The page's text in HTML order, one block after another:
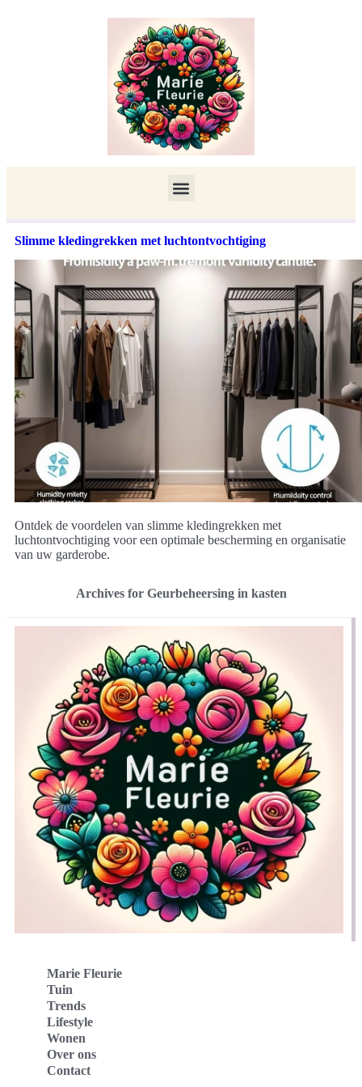
Slimme kledingrekken met luchtontvochtiging
Ontdek de voordelen van slimme kledingrekken met
luchtontvochtiging voor een optimale bescherming en organisatie
van uw garderobe.
Archives for Geurbeheersing in kasten
Marie Fleurie
Tuin
Trends
Lifestyle
Wonen
Over ons
Contact